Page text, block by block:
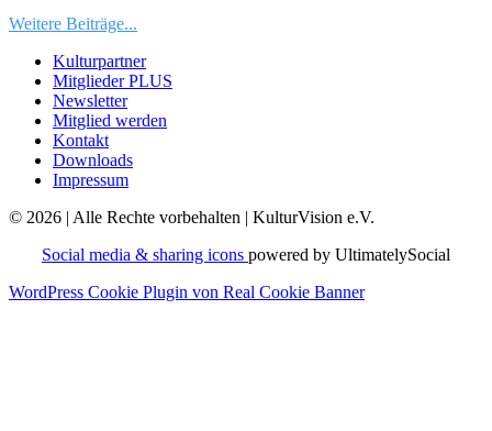
Weitere Beiträge...
Kulturpartner
Mitglieder PLUS
Newsletter
Mitglied werden
Kontakt
Downloads
Impressum
© 2026 | Alle Rechte vorbehalten | KulturVision e.V.
Social media & sharing icons powered by UltimatelySocial
WordPress Cookie Plugin von Real Cookie Banner